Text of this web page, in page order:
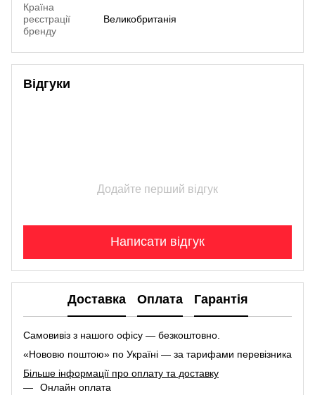
Країна
реєстрації
бренду
Великобританія
Відгуки
Додайте перший відгук
Написати відгук
Доставка Оплата Гарантія
Самовивіз з нашого офісу — безкоштовно.
«Нововю поштою» по Україні — за тарифами перевізника
Більше інформації про оплату та доставку
Онлайн оплата